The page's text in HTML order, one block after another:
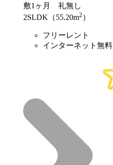
敷1ヶ月 礼無し
2SLDK（55.20m2 ）
フリーレント
インターネット無料